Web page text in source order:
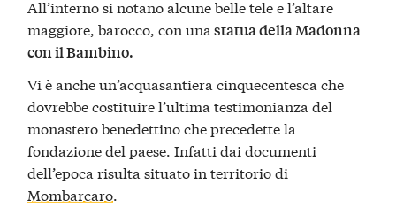
All’interno si notano alcune belle tele e l’altare
maggiore, barocco, con una statua della Madonna
con il Bambino.
Vi è anche un’acquasantiera cinquecentesca che
dovrebbe costituire l’ultima testimonianza del
monastero benedettino che precedette la
fondazione del paese. Infatti dai documenti
dell’epoca risulta situato in territorio di
Mombarcaro.